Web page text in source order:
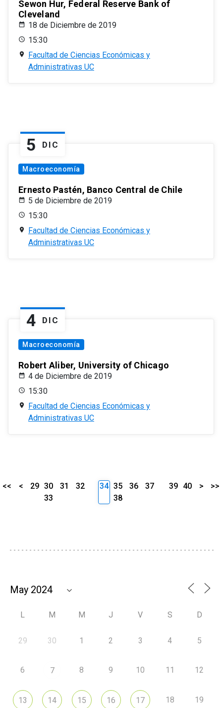
Sewon Hur, Federal Reserve Bank of
Cleveland
18 de Diciembre de 2019
15:30
Facultad de Ciencias Económicas y
Administrativas UC
5 DIC
Macroeconomía
Ernesto Pastén, Banco Central de Chile
5 de Diciembre de 2019
15:30
Facultad de Ciencias Económicas y
Administrativas UC
4 DIC
Macroeconomía
Robert Aliber, University of Chicago
4 de Diciembre de 2019
15:30
Facultad de Ciencias Económicas y
Administrativas UC
<< < 29 30 31
32
33
34 35 36
37
38
39 40 > >>
L M M J V S D
29 30 1 2 3 4 5
6 7 8 9 10 11 12
13 14 15 16 17 18 19